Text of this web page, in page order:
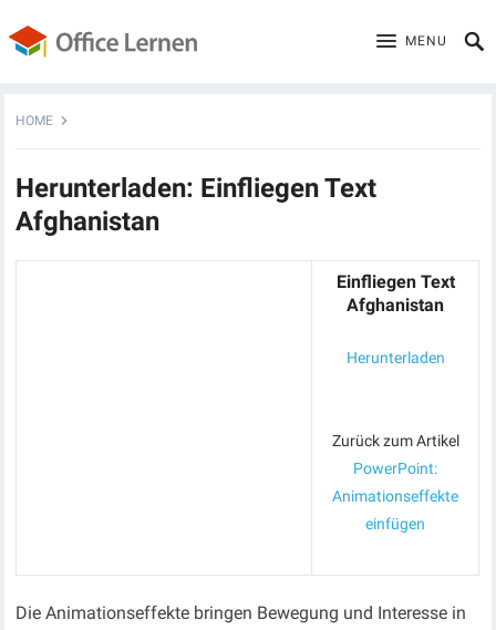
MENU
HOME
Herunterladen: Einfliegen Text
Afghanistan
Einfliegen Text
Afghanistan
Herunterladen
Zurück zum Artikel
PowerPoint:
Animationseffekte
einfügen
Die Animationseffekte bringen Bewegung und Interesse in